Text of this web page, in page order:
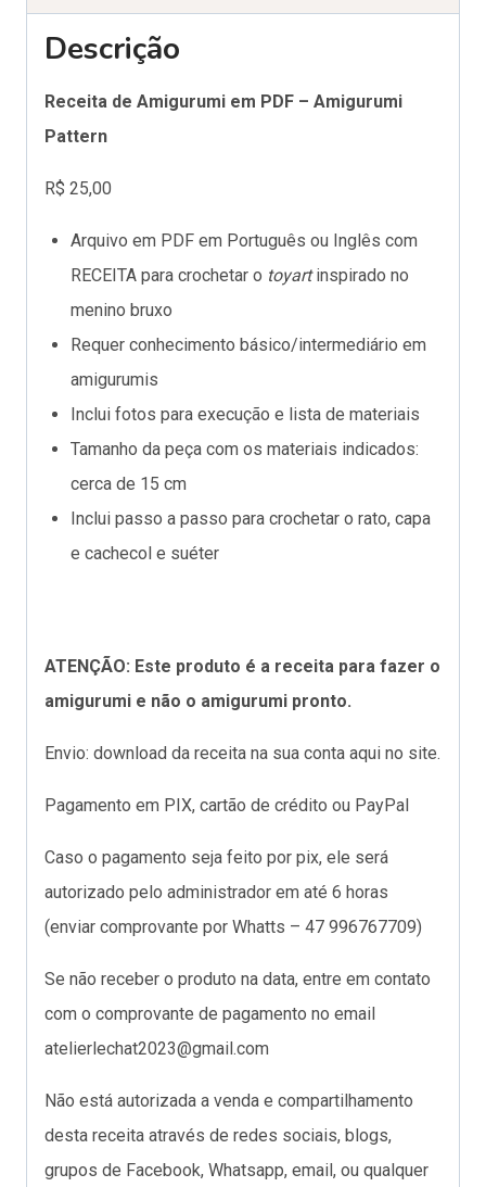
Descrição
Receita de Amigurumi em PDF – Amigurumi
Pattern
R$ 25,00
Arquivo em PDF em Português ou Inglês com
RECEITA para crochetar o toyartinspirado no
menino bruxo
Requer conhecimento básico/intermediário em
amigurumis
Inclui fotos para execução e lista de materiais
Tamanho da peça com os materiais indicados:
cerca de 15 cm
Inclui passo a passo para crochetar o rato, capa
e cachecol e suéter
ATENÇÃO: Este produto é a receita para fazer o
amigurumi e não o amigurumi pronto.
Envio: download da receita na sua conta aqui no site.
Pagamento em PIX, cartão de crédito ou PayPal
Caso o pagamento seja feito por pix, ele será
autorizado pelo administrador em até 6 horas
(enviar comprovante por Whatts – 47 996767709)
Se não receber o produto na data, entre em contato
com o comprovante de pagamento no email
atelierlechat2023@gmail.com
Não está autorizada a venda e compartilhamento
desta receita através de redes sociais, blogs,
grupos de Facebook, Whatsapp, email, ou qualquer